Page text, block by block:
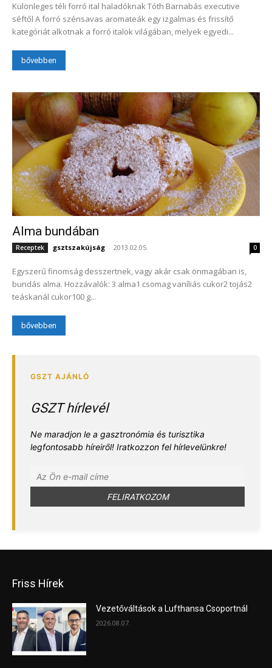
Különleges téli forró ital haladóknak Tóth Barnabás executive
séftől A forró szénsavas aromateák egy izgalmas és frissítő
kategóriát alkotnak a forró italok világában, melyek egyedi...
bővebben
Alma bundában
Receptek gsztszakújság - 2013.02.05. 0
Egyszerű finomság desszertnek, vagy akár csak önmagában is,
bundás alma. Hozzávalók: 3 alma1 csomag vaníliás cukor2 tojás2
teáskanál cukor100 g...
bővebben
GSZT hírlevél
Ne maradjon le a gasztronómia és turisztika
legfontosabb híreiről! Iratkozzon fel hírlevelünkre!
Friss Hírek
Vezetőváltások a Lufthansa Csoportnál
2026.08.07.